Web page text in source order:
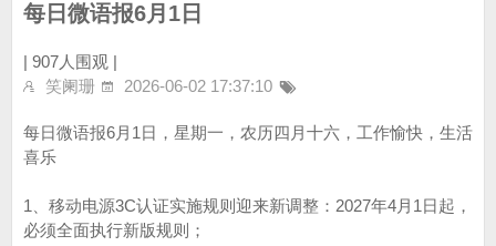
每日微语报6月1日
| 907人围观 |
笑阑珊
2026-06-02 17:37:10
每日微语报6月1日，星期一，农历四月十六，工作愉快，生活
喜乐
1、移动电源3C认证实施规则迎来新调整：2027年4月1日起，
必须全面执行新版规则；